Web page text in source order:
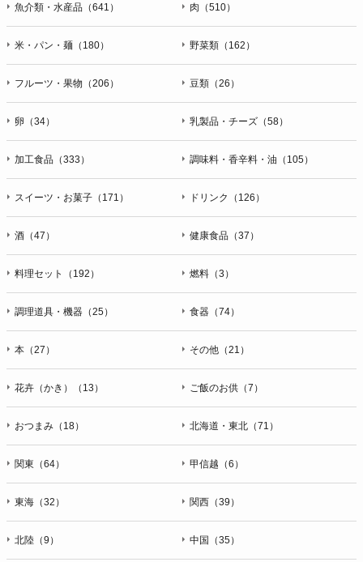
魚介類・水産品（641） 肉（510）
米・パン・麺（180） 野菜類（162）
フルーツ・果物（206） 豆類（26）
卵（34） 乳製品・チーズ（58）
加工食品（333） 調味料・香辛料・油（105）
スイーツ・お菓子（171） ドリンク（126）
酒（47） 健康食品（37）
料理セット（192） 燃料（3）
調理道具・機器（25） 食器（74）
本（27） その他（21）
花卉（かき）（13） ご飯のお供（7）
おつまみ（18） 北海道・東北（71）
関東（64） 甲信越（6）
東海（32） 関西（39）
北陸（9） 中国（35）